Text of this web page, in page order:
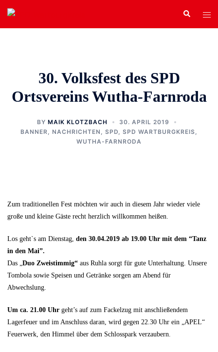
Zum
Inhalt
springen
Search
30. Volksfest des SPD
Ortsvereins Wutha-Farnroda
BY MAIK KLOTZBACH
30. APRIL 2019
BANNER
NACHRICHTEN SPD SPD WARTBURGKREIS
WUTHA-FARNRODA
Zum traditionellen Fest möchten wir auch in diesem Jahr wieder viele
große und kleine Gäste recht herzlich willkommen heißen.
Los geht`s am Dienstag, den 30.04.2019 ab 19.00 Uhr mit dem “Tanz
in den Mai”.
Das „ Duo Zweistimmig“ aus Ruhla sorgt für gute Unterhaltung. Unsere
Tombola sowie Speisen und Getränke sorgen am Abend für
Abwechslung.
Um ca. 21.00 Uhr geht’s auf zum Fackelzug mit anschließendem
Lagerfeuer und im Anschluss daran, wird gegen 22.30 Uhr ein „APEL“
Feuerwerk, den Himmel über dem Schlosspark verzaubern.